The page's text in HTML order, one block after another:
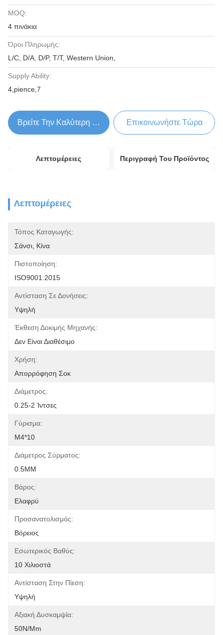
MOQ:
4 πινάκια
Όροι Πληρωμής:
L/C, D/A, D/P, T/T, Western Union,
Supply Ability:
4,pience,7
Βρείτε Την Καλύτερη Τιμή Επικοινωνήστε Τώρα
Λεπτομέρειες Περιγραφή Του Προϊόντος
Λεπτομέρειες
Τόπος Καταγωγής:
Σάνσι, Κίνα
Πιστοποίηση:
ISO9001:2015
Αντίσταση Σε Δονήσεις:
Υψηλή
Έκθεση Δοκιμής Μηχανής:
Δεν Είναι Διαθέσιμο
Χρήση:
Απορρόφηση Σοκ
Διάμετρος:
0.25-2 Ίντσες
Γύρισμα:
M4*10
Διάμετρος Σύρματος:
0.5MM
Βάρος:
Ελαφρύ
Προσανατολισμός:
Βόρειος
Εσωτερικός Βαθύς:
10 Χιλιοστά
Αντίσταση Στην Πίεση:
Υψηλή
Αξιακή Δυσκαμψία:
50N/mm